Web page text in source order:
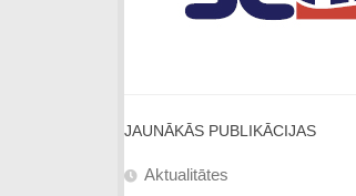
JAUNĀKĀS PUBLIKĀCIJAS
Aktualitātes